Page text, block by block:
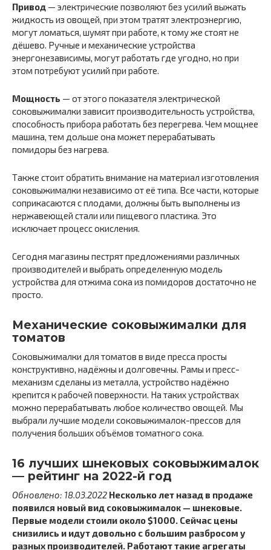
Привод — электрические позволяют без усилий выжать
жидкость из овощей, при этом тратят электроэнергию,
могут ломаться, шумят при работе, к тому же стоят не
дёшево. Ручные и механические устройства
энергонезависимы, могут работать где угодно, но при
этом потребуют усилий при работе.
Мощность — от этого показателя электрической
соковыжималки зависит производительность устройства,
способность прибора работать без перегрева. Чем мощнее
машина, тем дольше она может перерабатывать
помидоры без нагрева.
Также стоит обратить внимание на материал изготовления
соковыжималки независимо от её типа. Все части, которые
соприкасаются с плодами, должны быть выполнены из
нержавеющей стали или пищевого пластика. Это
исключает процесс окисления.
Сегодня магазины пестрят предложениями различных
производителей и выбрать определенную модель
устройства для отжима сока из помидоров достаточно не
просто.
Механические соковыжималки для
томатов
Соковыжималки для томатов в виде пресса просты
конструктивно, надёжны и долговечны. Рамы и пресс-
механизм сделаны из металла, устройство надёжно
крепится к рабочей поверхности. На таких устройствах
можно перерабатывать любое количество овощей. Мы
выбрали лучшие модели соковыжималок-прессов для
получения больших объёмов томатного сока.
16 лучших шнековых соковыжималок
— рейтинг на 2022-й год
Обновлено: 18.03.2022 Несколько лет назад в продаже
появился новый вид соковыжималок — шнековые.
Первые модели стоили около $1000. Сейчас цены
снизились и идут довольно с большим разбросом у
разных производителей. Работают такие агрегаты